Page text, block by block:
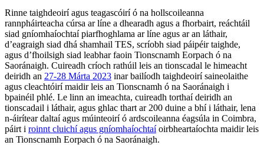
Rinne taighdeoirí agus teagascóirí ó na hollscoileanna
rannpháirteacha cúrsa ar líne a dhearadh agus a fhorbairt, reáchtáil
siad gníomhaíochtaí piarfhoghlama ar líne agus ar an láthair,
d’eagraigh siad dhá shamhail TES, scríobh siad páipéir taighde,
agus d’fhoilsigh siad leabhar faoin Tionscnamh Eorpach ó na
Saoránaigh. Cuireadh críoch rathúil leis an tionscadal le himeacht
deiridh an 27-28 Márta 2023 inar bailíodh taighdeoirí saineolaithe
agus cleachtóirí maidir leis an Tionscnamh ó na Saoránaigh i
bpainéil phlé. Le linn an imeachta, cuireadh torthaí deiridh an
tionscadail i láthair, agus ghlac thart ar 200 duine a bhí i láthair, lena
n-áirítear daltaí agus múinteoirí ó ardscoileanna éagsúla in Coimbra,
páirt i roinnt cluichí agus gníomhaíochtaíoirbheartaíochta maidir leis
an Tionscnamh Eorpach ó na Saoránaigh.